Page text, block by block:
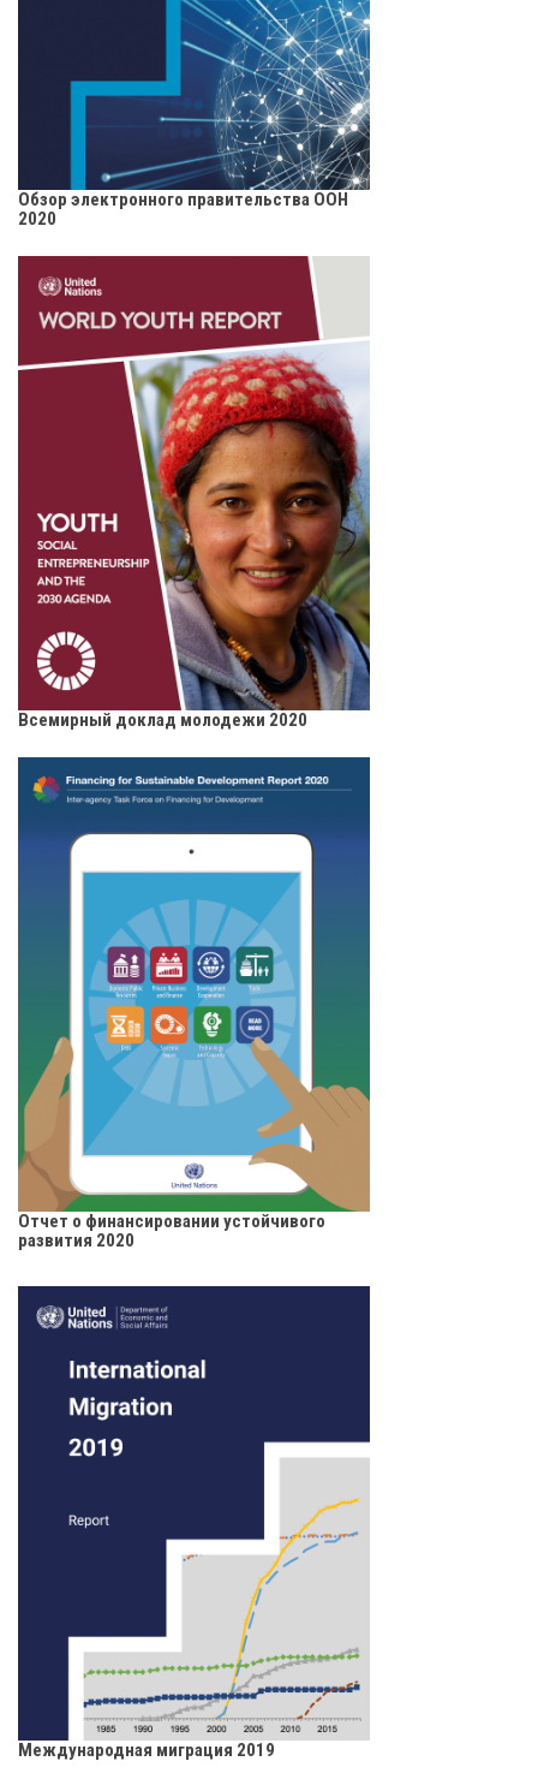
Обзор электронного правительства ООН
2020
Всемирный доклад молодежи 2020
Отчет о финансировании устойчивого
развития 2020
Международная миграция 2019